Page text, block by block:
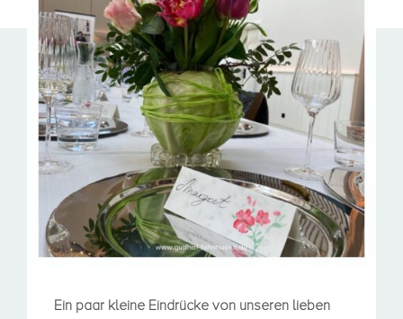
Ein paar kleine Eindrücke von unseren lieben